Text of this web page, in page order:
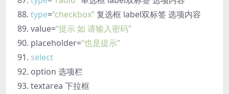
type=“checkbox”复选框 label双标签 选项内容
value=“提示 如 请输入密码”
placeholder=“也是提示”
select
option 选项栏
textarea 下拉框